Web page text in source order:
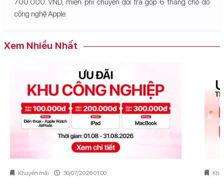
700.000 VND, miễn phí chuyển đổi trả góp 6 tháng cho đồ
công nghệ Apple.
Xem Nhiều Nhất
Khuyến mãi 30/07/2026 01:00